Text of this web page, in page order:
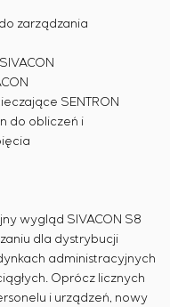
zarządzania
SENTRON
do obliczeń i
wygląd SIVACON S8
dla dystrybucji
administracyjnych
Oprócz licznych
i urządzeń, nowy